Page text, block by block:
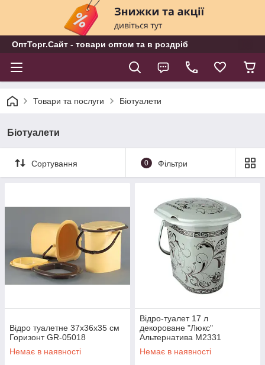
ОптТорг.Сайт - товари оптом та в роздріб
Товари та послуги Біотуалети
Біотуалети
Сортування 0 Фільтри
Відро туалетне 37х36х35 см
Горизонт GR-05018
Немає в наявності
Відро-туалет 17 л
декороване "Люкс"
Альтернатива М2331
Немає в наявності